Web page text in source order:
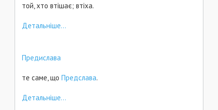
той, хто втішає; втіха.
Детальніше...
Предислава
те саме, що Предслава.
Детальніше...